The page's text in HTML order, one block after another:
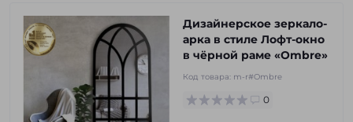
Дизайнерское зеркало-
арка в стиле Лофт-окно
в чёрной раме «Ombre»
Код товара: m-r#Ombre
0